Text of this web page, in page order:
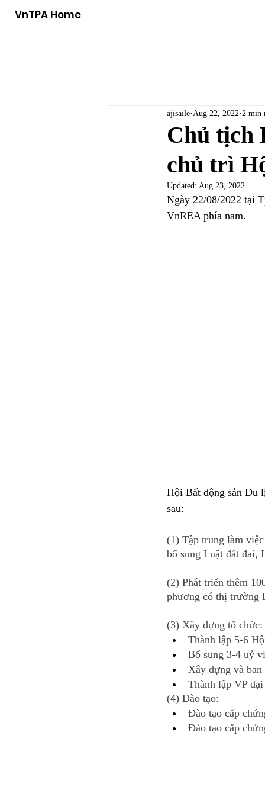
VnTPA Home
Chủ tịch
chủ trì
ajisaile Aug 22, 2022 2 min
Updated: Aug 23, 2022
Ngày 22/08/2022 tại
VnREA phía nam.
Hội Bất động sản Du
sau:
(1) Tập trung làm
bổ sung Luật đất đai,
(2) Phát triển thêm
phương có thị trường
(3) Xây dựng tổ chức:
Thành lập 5-6
Bổ sung 3-4 uỷ
Xây dựng và
Thành lập VP
(4) Đào tạo:
Đào tạo cấp
Đào tạo cấp